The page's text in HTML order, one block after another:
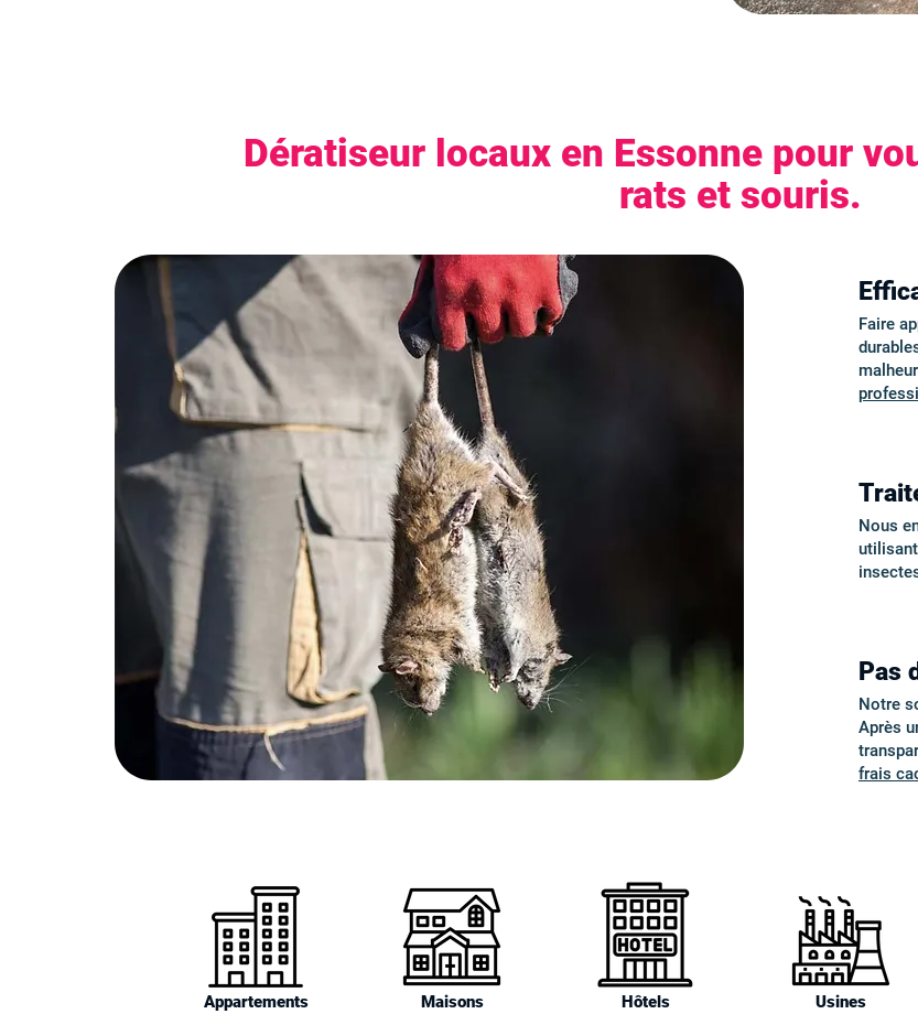
Dératiseur locaux en Essonne pour
rats et souris.
Faire
Nous
Pas
Notre
Après
frais
Appartements Maisons Hôtels Usines